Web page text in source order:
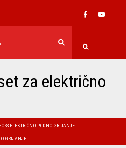
za električno
ELEKTRIČNO PODNO GRIJANJE
GRIJANJE